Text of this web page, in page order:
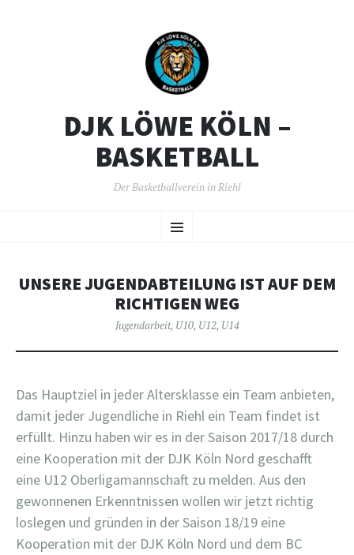
DJK LÖWE KÖLN –
BASKETBALL
Der Basketballverein in Riehl
Menü
INHALT
UNSERE JUGENDABTEILUNG IST AUF DEM
RICHTIGEN WEG
Jugendarbeit, U10, U12, U14
Das Hauptziel in jeder Altersklasse ein Team anbieten,
damit jeder Jugendliche in Riehl ein Team findet ist
erfüllt. Hinzu haben wir es in der Saison 2017/18 durch
eine Kooperation mit der DJK Köln Nord geschafft
eine U12 Oberligamannschaft zu melden. Aus den
gewonnenen Erkenntnissen wollen wir jetzt richtig
loslegen und gründen in der Saison 18/19 eine
Kooperation mit der DJK Köln Nord und dem BC